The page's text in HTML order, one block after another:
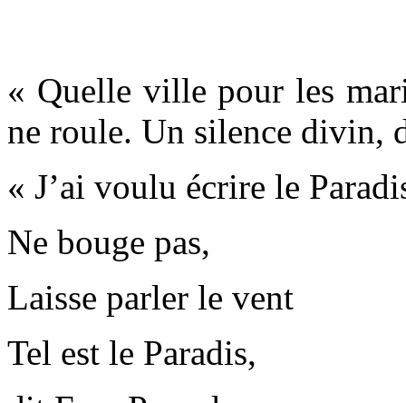
« Quelle ville pour les
ne roule. Un silence divin,
« J’ai voulu écrire le
Ne bouge pas,
Laisse parler le vent
Tel est le Paradis,